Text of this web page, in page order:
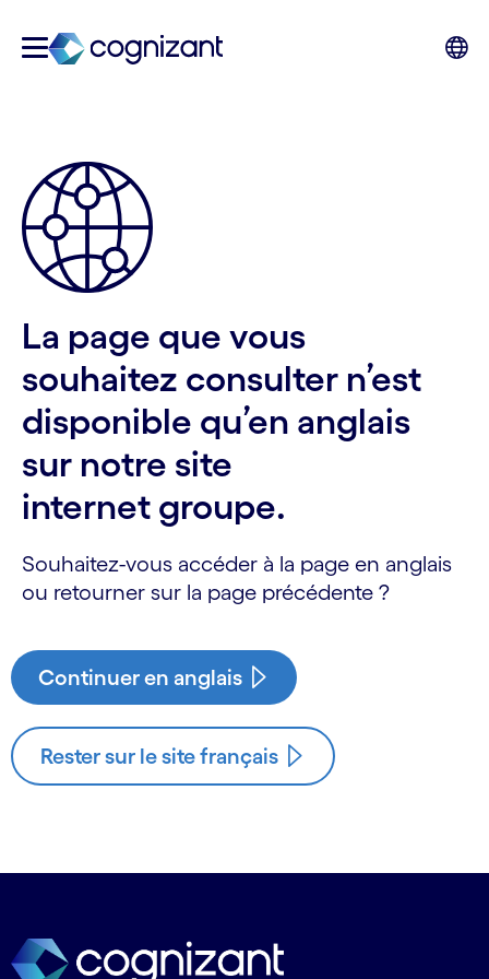
La page que vous
souhaitez consulter n’est
disponible qu’en anglais
sur notre site
internet groupe.
Souhaitez-vous accéder à la page en anglais
ou retourner sur la page précédente ?
Continuer en anglais
Rester sur le site français